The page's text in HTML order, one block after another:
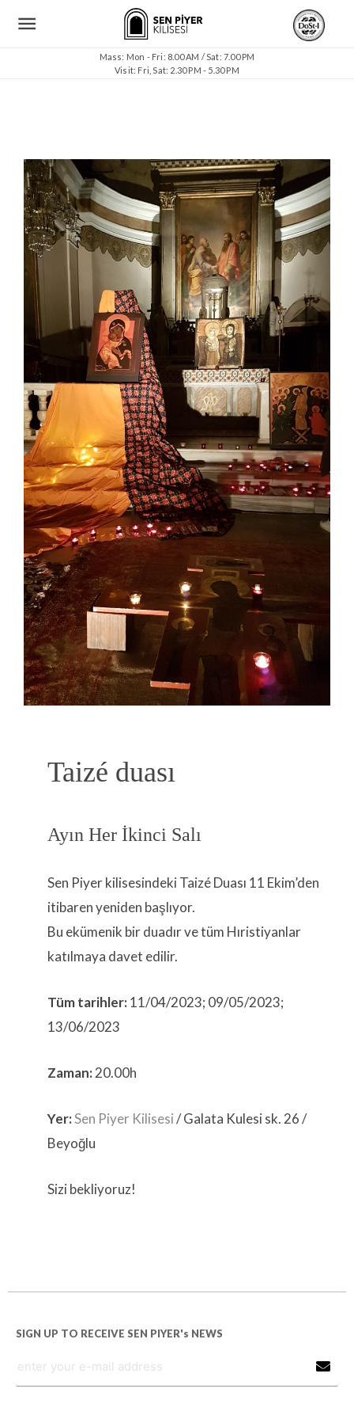
Mass: Mon - Fri: 8.00 AM / Sat: 7.00 PM
Visit: Fri, Sat: 2.30 PM - 5.30 PM
Taizé duası
Ayın Her İkinci Salı
Sen Piyer kilisesindeki Taizé Duası 11 Ekim’den
itibaren yeniden başlıyor.
Bu ekümenik bir duadır ve tüm Hıristiyanlar
katılmaya davet edilir.
Tüm tarihler:11/04/2023; 09/05/2023;
13/06/2023
Zaman:20.00h
Yer:Sen Piyer Kilisesi/ Galata Kulesi sk. 26 /
Beyoğlu
Sizi bekliyoruz!
SIGN UP TO RECEIVE SEN PIYER's NEWS